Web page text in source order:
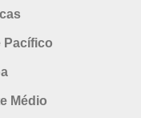
Pacífico
Médio